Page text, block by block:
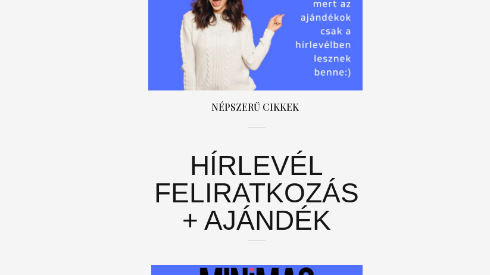
NÉPSZERŰ CIKKEK
HÍRLEVÉL
FELIRATKOZÁS
+ AJÁNDÉK